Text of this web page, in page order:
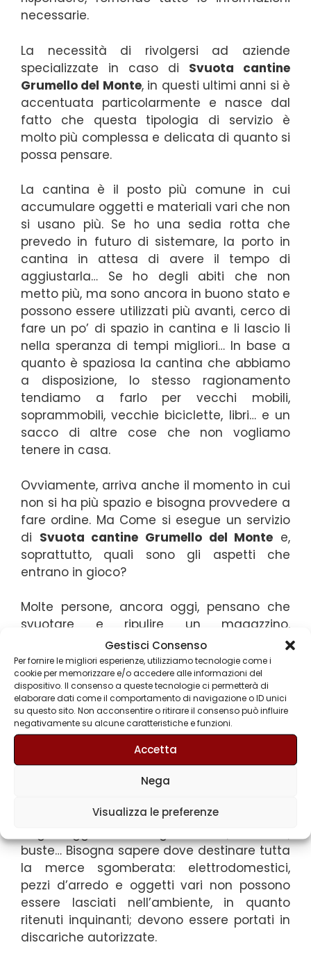
Gestisci Consenso
Per fornire le migliori esperienze, utilizziamo tecnologie come i
cookie per memorizzare e/o accedere alle informazioni del
dispositivo. Il consenso a queste tecnologie ci permetterà di
elaborare dati come il comportamento di navigazione o ID unici
su questo sito. Non acconsentire o ritirare il consenso può influire
negativamente su alcune caratteristiche e funzioni.
Accetta
Nega
Visualizza le preferenze
necessarie.
La necessità di rivolgersi ad aziende
specializzate in caso di Svuota cantine
Grumello del Monte, in questi ultimi anni si è
accentuata particolarmente e nasce dal
fatto che questa tipologia di servizio è
molto più complessa e delicata di quanto si
possa pensare.
La cantina è il posto più comune in cui
accumulare oggetti e materiali vari che non
si usano più. Se ho una sedia rotta che
prevedo in futuro di sistemare, la porto in
cantina in attesa di avere il tempo di
aggiustarla… Se ho degli abiti che non
metto più, ma sono ancora in buono stato e
possono essere utilizzati più avanti, cerco di
fare un po’ di spazio in cantina e li lascio li
nella speranza di tempi migliori… In base a
quanto è spaziosa la cantina che abbiamo
a disposizione, lo stesso ragionamento
tendiamo a farlo per vecchi mobili,
soprammobili, vecchie biciclette, libri… e un
sacco di altre cose che non vogliamo
tenere in casa.
Ovviamente, arriva anche il momento in cui
non si ha più spazio e bisogna provvedere a
fare ordine. Ma Come si esegue un servizio
di Svuota cantine Grumello del Monte e,
soprattutto, quali sono gli aspetti che
entrano in gioco?
Molte persone, ancora oggi, pensano che
svuotare e ripulire un magazzino,
un’abitazione privata, un garage, un solaio…
sia un’attività che possa essere gestita con
il “fai da te”.
Chi ha un furgone e dei conoscenti su cui
contare a prima vista può essere a buon
punto. Questo però non basta, in quanto per
portare a termine tutta la mole di lavoro è
necessario disporre di attrezzi per lo
ingombranti, carrelli per lo spostamento
buste… Bisogna sapere dove destinare tutta
la merce sgomberata: elettrodomestici,
pezzi d’arredo e oggetti vari non possono
essere lasciati nell’ambiente, in quanto
ritenuti inquinanti; devono essere portati in
discariche autorizzate.